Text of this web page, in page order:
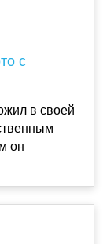
с
в своей
он